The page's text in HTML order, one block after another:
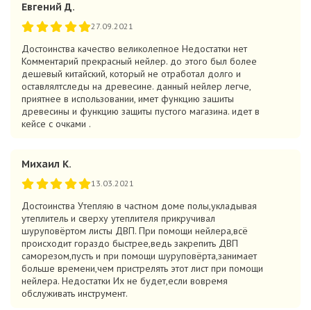
Евгений Д.
27.09.2021
Достоинства качество великолепное Недостатки нет
Комментарий прекрасный нейлер. до этого был более
дешевый китайский, который не отработал долго и
оставлялтследы на древесине. данный нейлер легче,
приятнее в использовании, имет функцию зашиты
древесины и функцию защиты пустого магазина. идет в
кейсе с очками .
Михаил К.
13.03.2021
Достоинства Утепляю в частном доме полы,укладывая
утеплитель и сверху утеплителя прикручивал
шуруповёртом листы ДВП. При помощи нейлера,всё
происходит гораздо быстрее,ведь закрепить ДВП
саморезом,пусть и при помощи шуруповёрта,занимает
больше времени,чем пристрелять этот лист при помощи
нейлера. Недостатки Их не будет,если вовремя
обслуживать инструмент.